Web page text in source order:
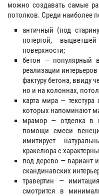
можно создавать самые
потолков. Среди наиболее
античный (под
потертой,
поверхности;
бетон — популярный
реализации
фактуру бетона, ввиду
но и на колоннах,
карта мира —
которых напоминают
мрамор — отделка в
помощи смеси
имитирует
кракелюра с
под дерево — вариант
скандинавских
травертин —
смотрится в